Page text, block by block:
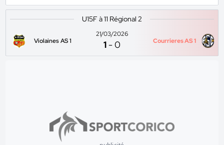
U15F à 11 Régional 2
Violaines AS 1
21/03/2026
1 -0 Courrieres AS 1